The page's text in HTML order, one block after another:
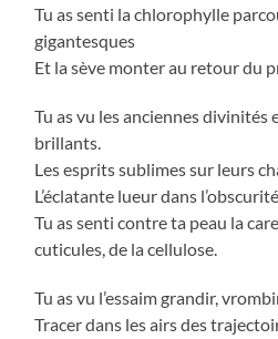
Tu as senti la chlorophylle
gigantesques
Et la sève monter au retour du
Tu as vu les anciennes divinités
brillants.
Les esprits sublimes sur leurs
L’éclatante lueur dans
Tu as senti contre ta peau la
cuticules, de la cellulose.
Tu as vu l’essaim grandir,
Tracer dans les airs des